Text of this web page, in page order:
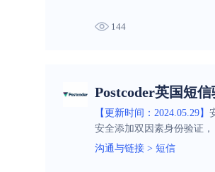
144
Postcoder英国短
【更新时间：2024.05.29】
安全添加双因素身份验证
沟通与链接 > 短信